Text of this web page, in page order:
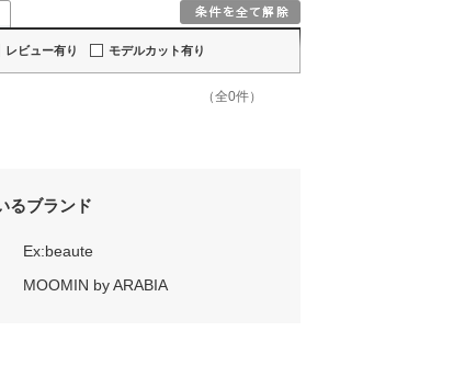
ン生地を使用、撥水はもちろん、汚れも
す。
ング加工を施し、羽毛の吹き出しをできる
着用しやすいデザインをこれからも最大
レビュー有り モデルカット有り
（全0件）
るブランド
Ex:beaute
MOOMIN by ARABIA